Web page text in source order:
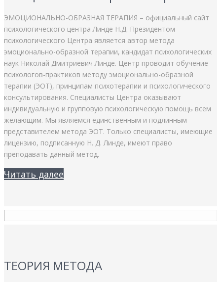
ЭМОЦИОНАЛЬНО-ОБРАЗНАЯ ТЕРАПИЯ – официальный сайт
психологического центра Линде Н.Д. Президентом
психологического Центра является автор метода
эмоционально-образной терапии, кандидат психологических
наук Николай Дмитриевич Линде. Центр проводит обучение
психологов-практиков методу эмоционально-образной
терапии (ЭОТ), принципам психотерапии и психологического
консультирования. Специалисты Центра оказывают
индивидуальную и групповую психологическую помощь всем
желающим. Мы являемся единственным и подлинным
представителем метода ЭОТ. Только специалисты, имеющие
лицензию, подписанную Н. Д. Линде, имеют право
преподавать данный метод.
Читать далее
ТЕОРИЯ МЕТОДА